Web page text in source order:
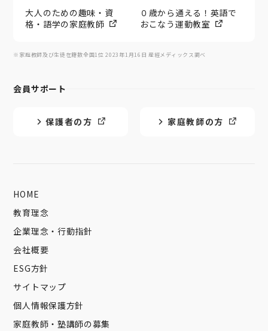
大人のための趣味・資
格・語学の家庭教師
０歳から通える！英語で
おこなう運動教室
※家庭教師及び生徒在籍数全国1位 2023年1月16日 産經メディックス調べ
会員サポート
保護者の方 家庭教師の方
HOME
教育理念
企業理念・行動指針
会社概要
ESG方針
サイトマップ
個人情報保護方針
家庭教師・塾講師の募集